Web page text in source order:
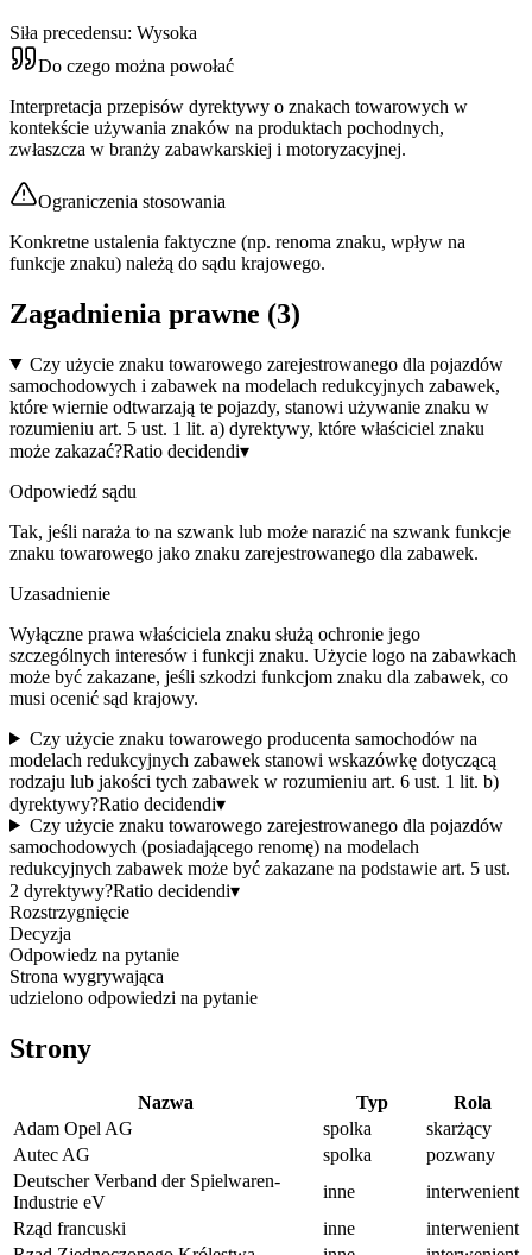
Siła precedensu: Wysoka
Do czego można powołać
Interpretacja przepisów dyrektywy o znakach towarowych w
kontekście używania znaków na produktach pochodnych,
zwłaszcza w branży zabawkarskiej i motoryzacyjnej.
Ograniczenia stosowania
Konkretne ustalenia faktyczne (np. renoma znaku, wpływ na
funkcje znaku) należą do sądu krajowego.
Zagadnienia prawne (3)
Czy użycie znaku towarowego zarejestrowanego dla pojazdów
samochodowych i zabawek na modelach redukcyjnych zabawek,
które wiernie odtwarzają te pojazdy, stanowi używanie znaku w
rozumieniu art. 5 ust. 1 lit. a) dyrektywy, które właściciel znaku
może zakazać?Ratio decidendi▾
Odpowiedź sądu
Tak, jeśli naraża to na szwank lub może narazić na szwank funkcje
znaku towarowego jako znaku zarejestrowanego dla zabawek.
Uzasadnienie
Wyłączne prawa właściciela znaku służą ochronie jego
szczególnych interesów i funkcji znaku. Użycie logo na zabawkach
może być zakazane, jeśli szkodzi funkcjom znaku dla zabawek, co
musi ocenić sąd krajowy.
Czy użycie znaku towarowego producenta samochodów na
modelach redukcyjnych zabawek stanowi wskazówkę dotyczącą
rodzaju lub jakości tych zabawek w rozumieniu art. 6 ust. 1 lit. b)
dyrektywy?Ratio decidendi▾
Czy użycie znaku towarowego zarejestrowanego dla pojazdów
samochodowych (posiadającego renomę) na modelach
redukcyjnych zabawek może być zakazane na podstawie art. 5 ust.
2 dyrektywy?Ratio decidendi▾
Rozstrzygnięcie
Decyzja
Odpowiedz na pytanie
Strona wygrywająca
udzielono odpowiedzi na pytanie
Strony
Nazwa Typ
Rola
Adam Opel AG
spolka
skarżący
Autec AG
spolka
pozwany
Deutscher Verband der Spielwaren-
Industrie eV
inne
interwenient
Rząd francuski
inne
interwenient